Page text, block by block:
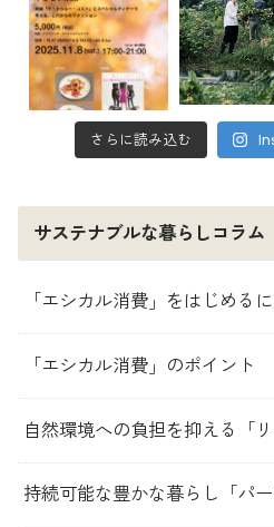
さらに読み込む
サステナブルな暮らしコラム
「エシカル消費」をはじめる
「エシカル消費」のポイント
自然環境への負担を抑える「
持続可能な豊かな暮らし「パ